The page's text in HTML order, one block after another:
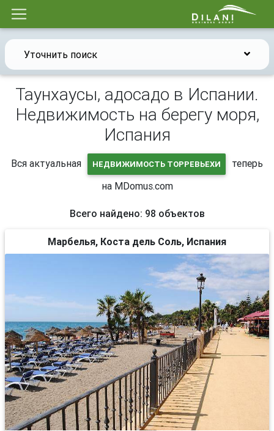
Уточнить поиск
Таунхаусы, адосадо в Испании.
Недвижимость на берегу моря,
Испания
Вся актуальная НЕДВИЖИМОСТЬ ТОРРЕВЬЕХИ
теперь
на MDomus.com
Всего найдено: 98 объектов
Марбелья, Коста дель Соль, Испания